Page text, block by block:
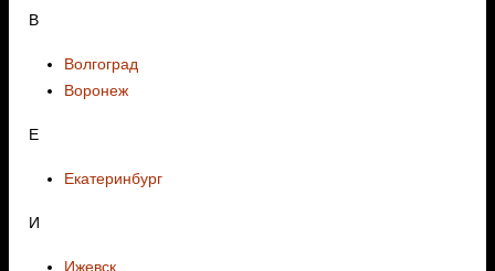
В
Волгоград
Воронеж
E
Екатеринбург
И
Ижевск